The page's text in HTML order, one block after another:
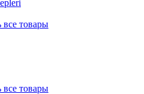
все товары
все товары